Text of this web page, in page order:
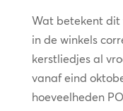
Wat betekent dit
in de winkels
kerstliedjes al
vanaf eind
hoeveelheden